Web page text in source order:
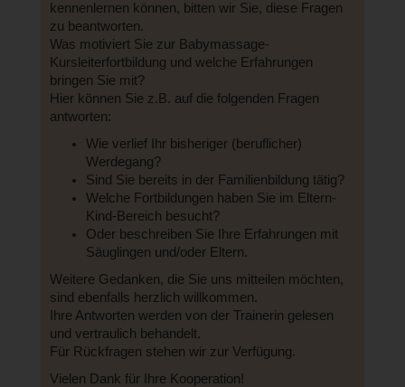
kennenlernen können, bitten wir Sie, diese Fragen
zu beantworten.
Was motiviert Sie zur Babymassage-
Kursleiterfortbildung und welche Erfahrungen
bringen Sie mit?
Hier können Sie z.B. auf die folgenden Fragen
antworten:
Wie verlief Ihr bisheriger (beruflicher)
Werdegang?
Sind Sie bereits in der Familienbildung tätig?
Welche Fortbildungen haben Sie im Eltern-
Kind-Bereich besucht?
Oder beschreiben Sie Ihre Erfahrungen mit
Säuglingen und/oder Eltern.
Weitere Gedanken, die Sie uns mitteilen möchten,
sind ebenfalls herzlich willkommen.
Ihre Antworten werden von der Trainerin gelesen
und vertraulich behandelt.
Für Rückfragen stehen wir zur Verfügung.
Vielen Dank für Ihre Kooperation!